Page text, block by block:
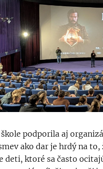
podporila aj
ako dar je hrdý na
ktoré sa často